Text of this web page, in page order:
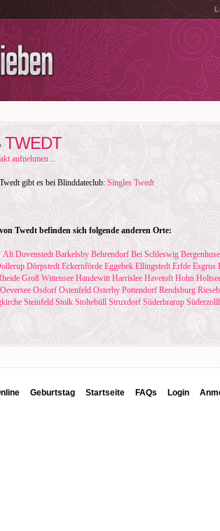
TWEDT
aufnehmen...
gibt es bei Blinddateclub: Singles Twedt
Twedt befinden sich folgende anderen Orte:
Alt Duvenstedt Barkelsby Behrendorf Bei Schleswig
Dörpstedt Eckernförde Eggebek Ellingstedt Erfde Esgrus
Groß Wittensee Handewitt Harrislee Havetoft Hohn
Oeversee Osdorf Ostenfeld Osterby Pottendorf Rendsburg
Steinfeld Stolk Stoltebüll Struxdorf Süderbrarup
Geburtstag Startseite FAQs Login